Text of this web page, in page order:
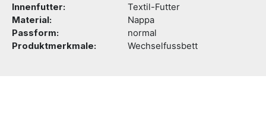
Innenfutter:
Textil-Futter
Material:
Nappa
Passform:
normal
Produktmerkmale:
Wechselfussbett